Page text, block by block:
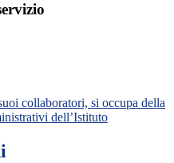
collaboratori, si occupa della
dell’Istituto